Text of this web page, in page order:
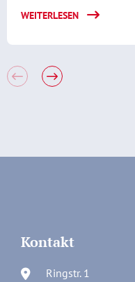
WEITERLESEN
Kontakt
Ringstr. 1